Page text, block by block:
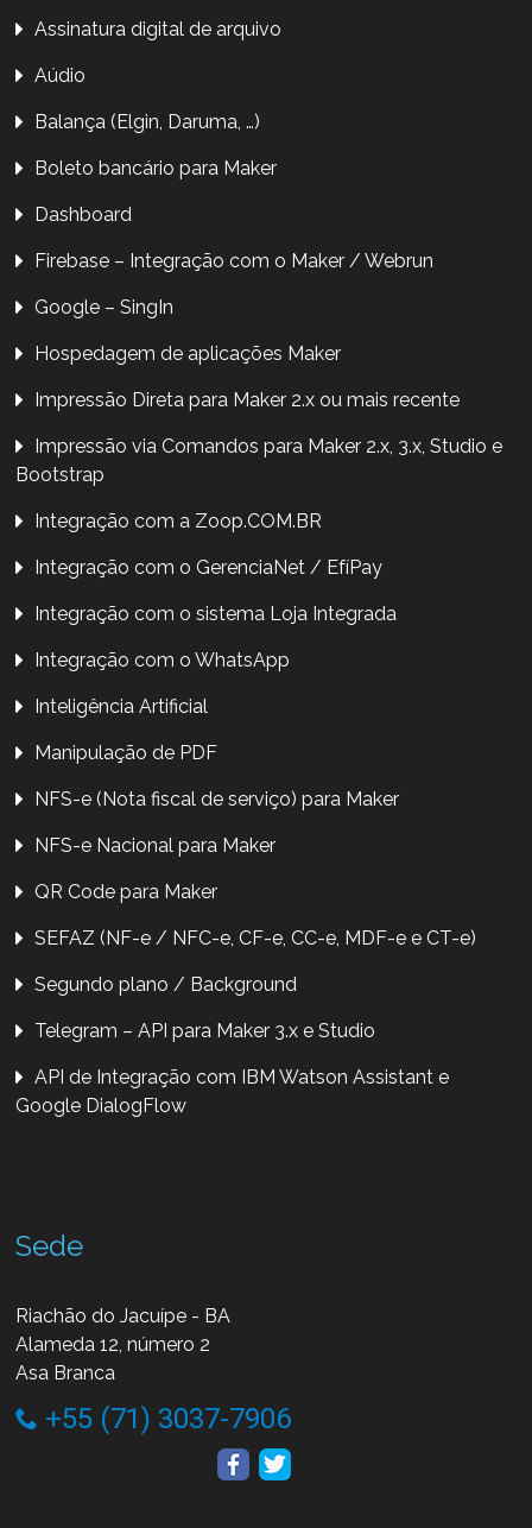
Assinatura digital de arquivo
Aúdio
Balança (Elgin, Daruma, …)
Boleto bancário para Maker
Dashboard
Firebase – Integração com o Maker / Webrun
Google – SingIn
Hospedagem de aplicações Maker
Impressão Direta para Maker 2.x ou mais recente
Impressão via Comandos para Maker 2.x, 3.x, Studio e
Bootstrap
Integração com a Zoop.COM.BR
Integração com o GerenciaNet / EfíPay
Integração com o sistema Loja Integrada
Integração com o WhatsApp
Inteligência Artificial
Manipulação de PDF
NFS-e (Nota fiscal de serviço) para Maker
NFS-e Nacional para Maker
QR Code para Maker
SEFAZ (NF-e / NFC-e, CF-e, CC-e, MDF-e e CT-e)
Segundo plano / Background
Telegram – API para Maker 3.x e Studio
API de Integração com IBM Watson Assistant e
Google DialogFlow
Sede
Riachão do Jacuípe - BA
Alameda 12, número 2
Asa Branca
+55 (71) 3037-7906